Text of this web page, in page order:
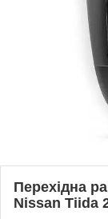
Перехідна
Nissan Tiida